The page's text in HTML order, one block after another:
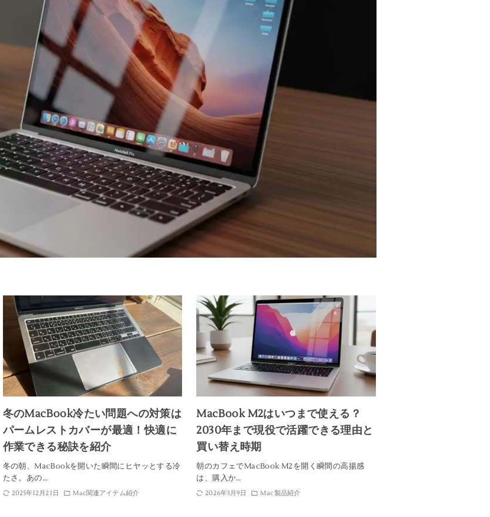
冬のMacBook冷たい問題への対策は
パームレストカバーが最適！快適に
作業できる秘訣を紹介
冬の朝、MacBookを開いた瞬間にヒヤッとする冷
たさ。あの…
2025年12月21日 Mac関連アイテム紹介
MacBook M2はいつまで使える？
2030年まで現役で活躍できる理由と
買い替え時期
朝のカフェでMacBook M2を開く瞬間の高揚感
は、購入か…
2026年3月9日 Mac製品紹介